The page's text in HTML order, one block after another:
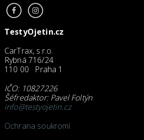
TestyOjetin.cz
CarTrax, s.r.o.
Rybná 716/24
110 00 Praha 1
IČO: 10827226
Šéfredaktor: Pavel Foltýn
info@testyojetin.cz
Ochrana soukromí